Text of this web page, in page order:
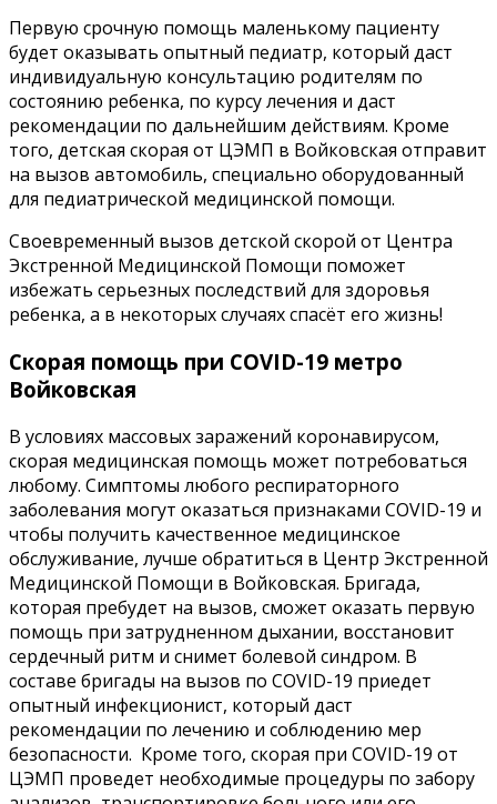
Первую срочную помощь маленькому пациенту
будет оказывать опытный педиатр, который даст
индивидуальную консультацию родителям по
состоянию ребенка, по курсу лечения и даст
рекомендации по дальнейшим действиям. Кроме
того, детская скорая от ЦЭМП в Войковская отправит
на вызов автомобиль, специально оборудованный
для педиатрической медицинской помощи.
Своевременный вызов детской скорой от Центра
Экстренной Медицинской Помощи поможет
избежать серьезных последствий для здоровья
ребенка, а в некоторых случаях спасёт его жизнь!
Скорая помощь при COVID-19 метро
Войковская
В условиях массовых заражений коронавирусом,
скорая медицинская помощь может потребоваться
любому. Симптомы любого респираторного
заболевания могут оказаться признаками COVID-19 и
чтобы получить качественное медицинское
обслуживание, лучше обратиться в Центр Экстренной
Медицинской Помощи в Войковская. Бригада,
которая пребудет на вызов, сможет оказать первую
помощь при затрудненном дыхании, восстановит
сердечный ритм и снимет болевой синдром. В
составе бригады на вызов по COVID-19 приедет
опытный инфекционист, который даст
рекомендации по лечению и соблюдению мер
безопасности. Кроме того, скорая при COVID-19 от
ЦЭМП проведет необходимые процедуры по забору